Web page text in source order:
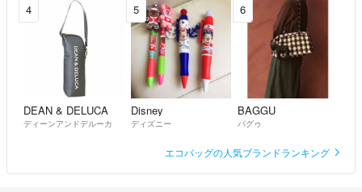
4
DEAN & DELUCA
ディーンアンドデルーカ
5
Disney
ディズニー
6
BAGGU
バグゥ
エコバッグの人気ブランドランキング